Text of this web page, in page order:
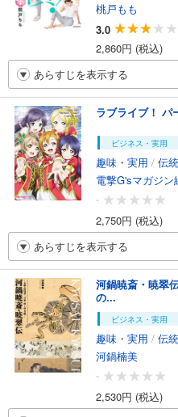
桃戸もも
3.0
2,860円 (税込)
あらすじを表示する
ラブライブ！ パ
ビジネス・実用
趣味・実用 / 伝
電撃G'sマガジン
-
2,750円 (税込)
あらすじを表示する
河鍋暁斎・暁翠
の...
ビジネス・実用
趣味・実用 / 伝
河鍋楠美
-
2,530円 (税込)